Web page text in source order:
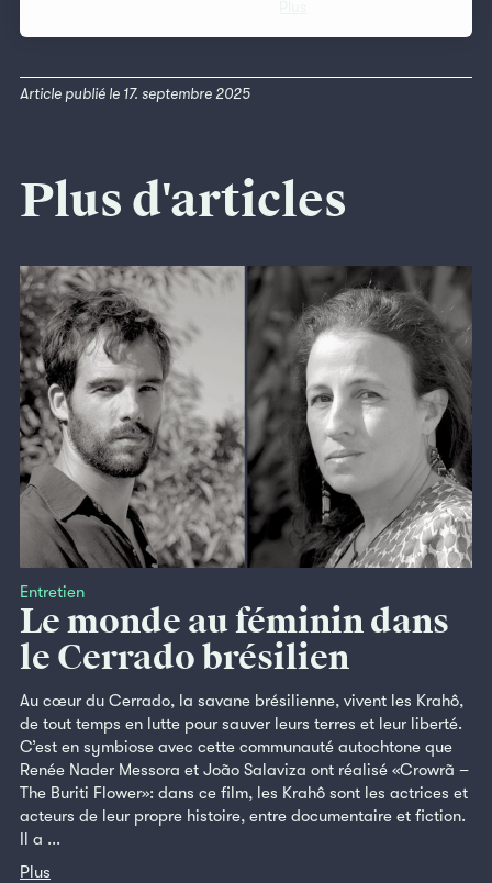
Article publié le 17. septembre 2025
Plus d'articles
Entretien
Le monde au féminin dans
le Cerrado brésilien
Au cœur du Cerrado, la savane brésilienne, vivent les Krahô,
de tout temps en lutte pour sauver leurs terres et leur liberté.
C’est en symbiose avec cette communauté autochtone que
Renée Nader Messora et João Salaviza ont réalisé «Crowrã –
The Buriti Flower»: dans ce film, les Krahô sont les actrices et
acteurs de leur propre histoire, entre documentaire et fiction.
Il a ...
Plus